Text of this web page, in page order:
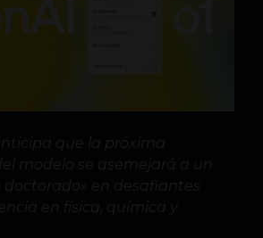
que la próxima
modelo se asemejará a un
en desafiantes
en física, química y